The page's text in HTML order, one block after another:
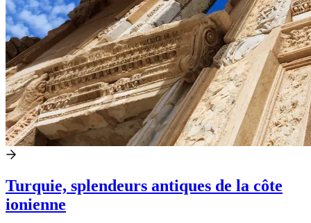
Turquie, splendeurs antiques de la côte
ionienne